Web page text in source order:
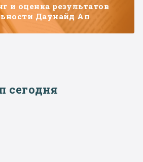
и оценка результатов
Даунайд Ап
сегодня